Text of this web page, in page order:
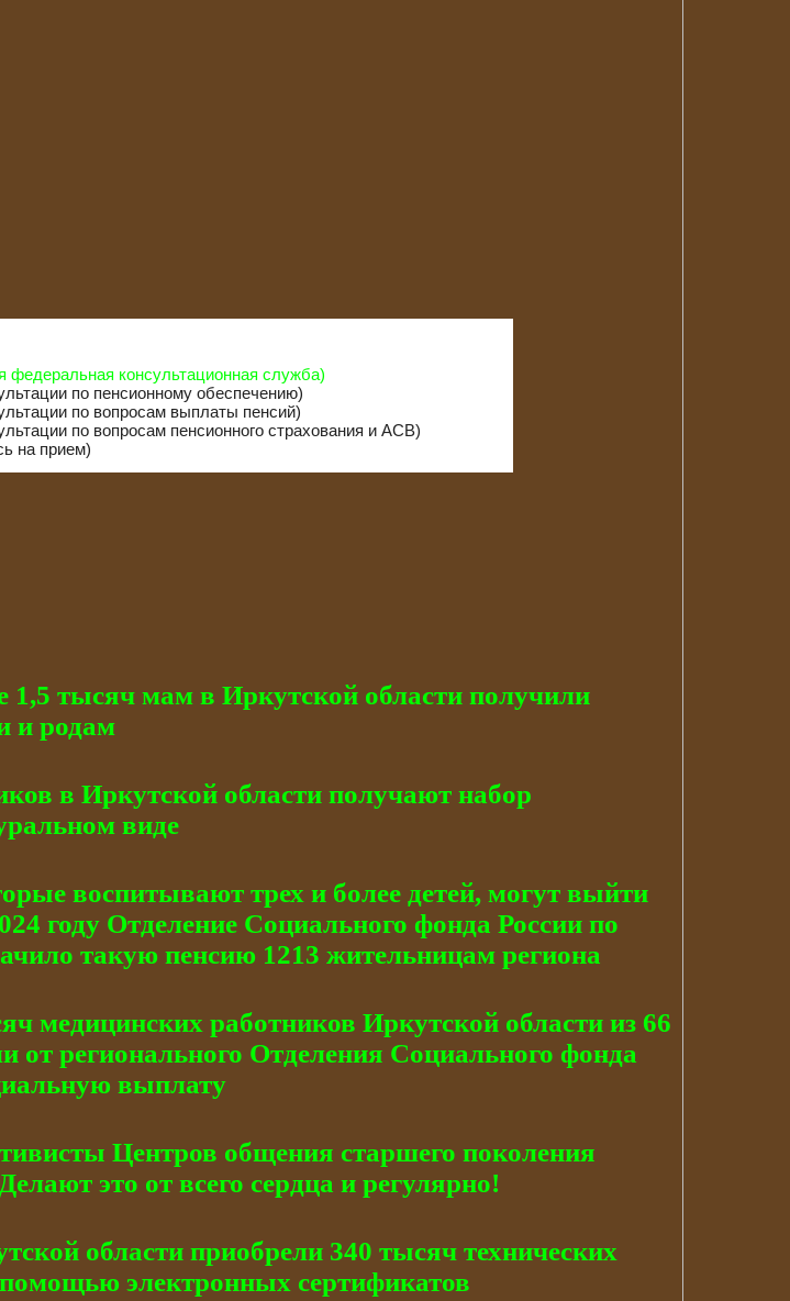
федеральная консультационная служба)
по пенсионному обеспечению)
по вопросам выплаты пенсий)
по вопросам пенсионного страхования и АСВ)
на прием)
1,5 тысяч мам в Иркутской области получили
и родам
в Иркутской области получают набор
виде
воспитывают трех и более детей, могут выйти
году Отделение Социального фонда России по
такую пенсию 1213 жительницам региона
медицинских работников Иркутской области из 66
от регионального Отделения Социального фонда
выплату
Центров общения старшего поколения
это от всего сердца и регулярно!
области приобрели 340 тысяч технических
помощью электронных сертификатов